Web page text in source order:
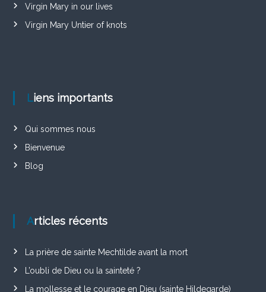
Virgin Mary in our lives
Virgin Mary Untier of knots
Liens importants
Qui sommes nous
Bienvenue
Blog
Articles récents
La prière de sainte Mechtilde avant la mort
L’oubli de Dieu ou la sainteté ?
La mollesse et le courage en Dieu (sainte Hildegarde)